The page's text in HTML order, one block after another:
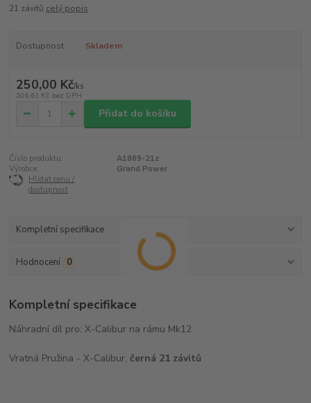
21 závitů celý popis
Dostupnost Skladem
250,00 Kč/ks
206,61 Kč bez DPH
Přidat do košíku
Číslo produktu:
A1869-21z
Výrobce:
Grand Power
Hlídat cenu /
dostupnost
Kompletní specifikace
Hodnocení 0
Kompletní specifikace
Náhradní díl pro:X-Calibur na rámu Mk12
Vratná Pružina - X-Calibur,černá 21 závitů